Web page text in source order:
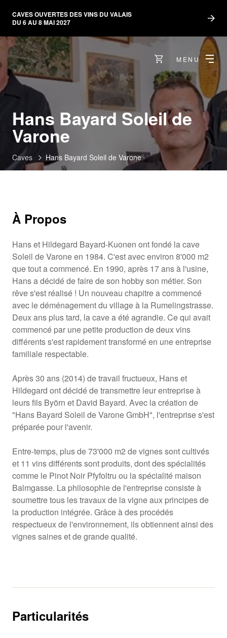
CAVES OUVERTES DES VINS DU VALAIS
DU 6 AU 8 MAI 2027
MENU
Hans Bayard Soleil de
Varone
Caves Hans Bayard Soleil de Varone
À Propos
Hans et Hildegard Bayard-Kuonen ont fondé la cave
Soleil de Varone en 1984. C'est avec environ 8'000 m2
que tout a commencé. En 1990, après 17 ans à l'usine,
Hans a décidé de faire de son hobby son métier. Son
rêve s'est réalisé ! Un nouveau chapitre a commencé
avec le déménagement du village à la Rumelingstrasse.
Deux ans plus tard, la cave a été agrandie. Ce qui avait
commencé par une petite production de deux vins
différents s'est rapidement transformé en une entreprise
familiale respectable.
Après 30 ans (2014) de travail fructueux, Hans et
Hildegard ont décidé de transmettre leur entreprise à
leurs fils Byörn et David Bayard. Avec la création de
"Hans Bayard Soleil de Varone GmbH", l'entreprise s'est
préparée pour l'avenir.
Entre-temps, plus de 73'000 m2 de vignes sont cultivés
et 11 vins différents sont produits, dont des spécialités
comme le Pinot Noir Pfyfoltru ou la spécialité maison
Balmgasse. La philosophie de l'entreprise consiste à
soumettre tous les travaux de la vigne aux principes de
la production intégrée. Grâce à des procédés
respectueux de l'environnement, ils obtiennent ainsi des
vignes saines et de grande qualité.
Particularités